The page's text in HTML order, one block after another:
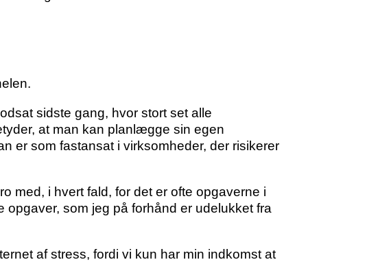
sidste gang, hvor stort set alle
at man kan planlægge sin egen
er som fastansat i virksomheder, der risikerer
med, i hvert fald, for det er ofte opgaverne i
opgaver, som jeg på forhånd er udelukket fra
af stress, fordi vi kun har min indkomst at